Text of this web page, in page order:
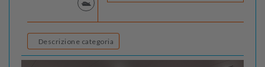
Descrizione categoria